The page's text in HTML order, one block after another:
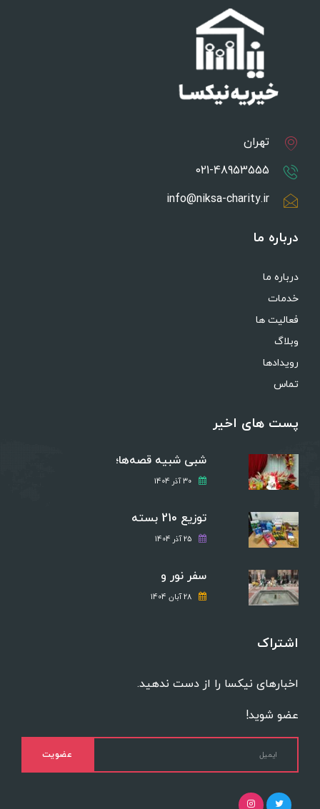
تهران
021-48953555
info@niksa-charity.ir
درباره ما
درباره ما
خدمات
فعالیت ها
وبلاگ
رویدادها
تماس
پست های اخیر
شبی شبیه قصه‌ها؛
30 آذر 1404
توزیع 210 بسته
25 آذر 1404
سفر نور و
28 آبان 1404
اشتراک
اخبارهای نیکسا را از دست ندهید.
عضو شوید!
عضویت